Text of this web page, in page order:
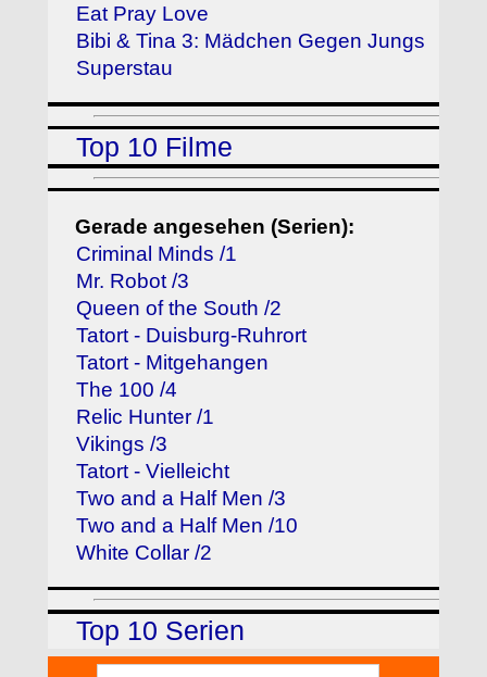
Eat Pray Love
Bibi & Tina 3: Mädchen Gegen Jungs
Superstau
Top 10 Filme
Gerade angesehen (Serien):
Criminal Minds /1
Mr. Robot /3
Queen of the South /2
Tatort - Duisburg-Ruhrort
Tatort - Mitgehangen
The 100 /4
Relic Hunter /1
Vikings /3
Tatort - Vielleicht
Two and a Half Men /3
Two and a Half Men /10
White Collar /2
Top 10 Serien